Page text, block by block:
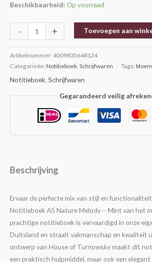
Beschikbaarheid: Op voorraad
- + Toevoegen aan
Artikelnummer: 4009835648124
Categorieën: Notitieboek, Schrijfwaren Tags:
Notitieboek, Schrijfwaren
Gegarandeerd veilig
Beschrijving
Ervaar de perfecte mix van stijl en
Notitieboek A5 Nature Melody – Mint van het
prachtige notitieboek is vervaardigd in onze
Duitsland en straalt vakmanschap en kwaliteit
ontwerp van House of Turnowsky maakt dit
een praktisch hulpmiddel, maar ook een elegant